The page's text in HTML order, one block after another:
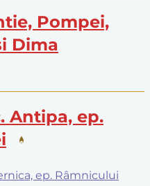
Pompei,
Dima
Antipa, ep.
ep. Râmnicului